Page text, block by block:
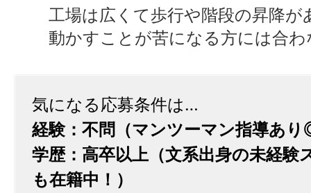
工場は広くて歩行や階段の昇降が
動かすことが苦になる方には合
気になる応募条件は…
経験：不問（マンツーマン指導あ
学歴：高卒以上（文系出身の未経験
も在籍中！）